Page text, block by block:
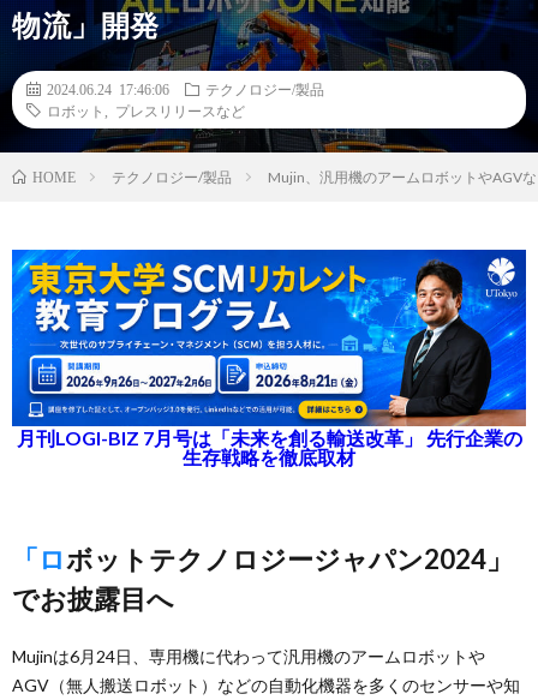
物流」開発
2024.06.24 17:46:06
テクノロジー/製品
ロボット
プレスリリースなど
HOME テクノロジー/製品 Mujin、汎用機のアームロボットやAGV
月刊LOGI-BIZ 7月号は「未来を創る輸送改革」 先行企業の
生存戦略を徹底取材
「ロボットテクノロジージャパン2024」
でお披露目へ
Mujinは6月24日、専用機に代わって汎用機のアームロボットや
AGV（無人搬送ロボット）などの自動化機器を多くのセンサーや知